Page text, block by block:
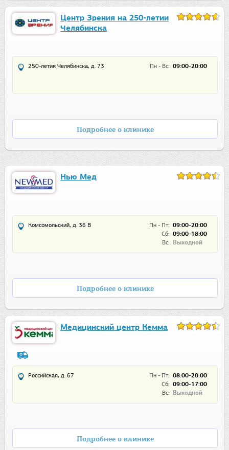
Центр Зрения на 250-летии
Челябинска
Пн - Вс: 09:00-20:00
250-летия Челябинска, д. 73
Подробнее о клинике
Нью Мед
Пн - Пт: 09:00-20:00
Сб: 09:00-18:00
Вс:
Выходной
Комсомольский, д. 36 В
Подробнее о клинике
Медицинский центр Кемма
Пн - Пт: 08:00-20:00
Сб: 09:00-17:00
Вс:
Выходной
Российская, д. 67
Подробнее о клинике